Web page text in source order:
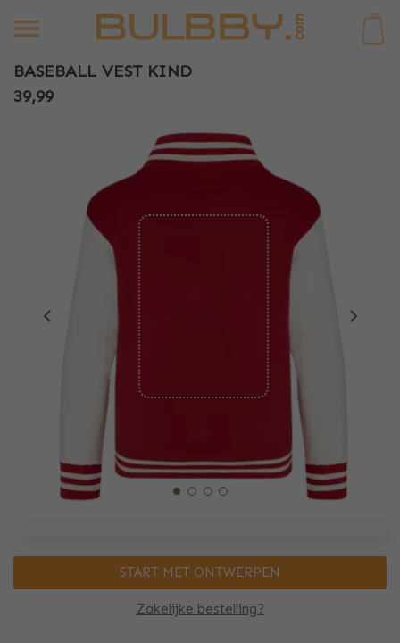
BASEBALL VEST KIND
39,99
Zakelijke bestelling?
START MET ONTWERPEN